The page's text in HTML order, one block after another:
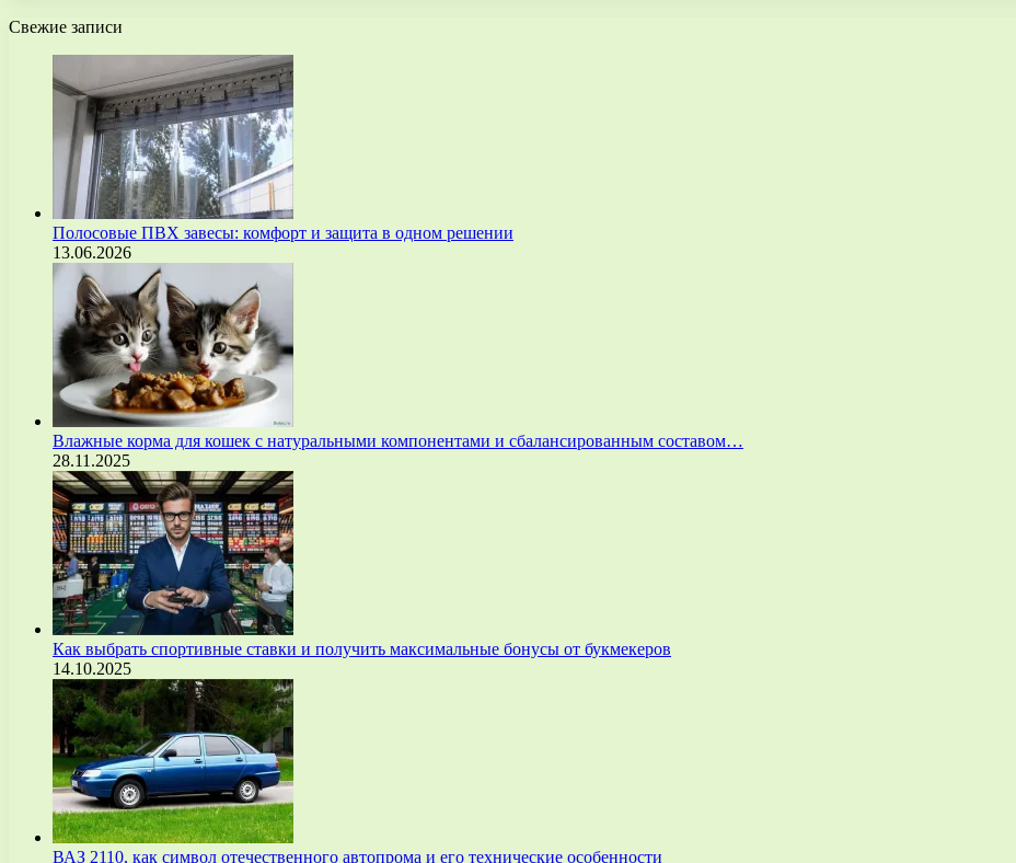
Свежие записи
Полосовые ПВХ завесы: комфорт и защита в одном решении
13.06.2026
Влажные корма для кошек с натуральными компонентами и сбалансированным составом…
28.11.2025
Как выбрать спортивные ставки и получить максимальные бонусы от букмекеров
14.10.2025
ВАЗ 2110, как символ отечественного автопрома и его технические особенности